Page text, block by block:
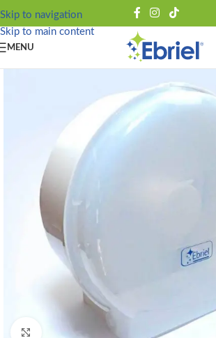
Skip to navigation
Skip to main content
MENU
Click to enlarge